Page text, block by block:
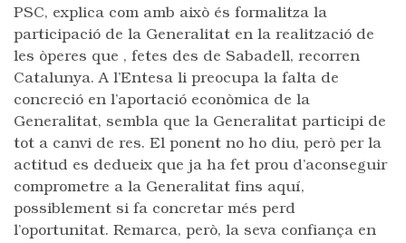
PSC, explica com amb això és formalitza la
participació de la Generalitat en la realització de
les òperes que , fetes des de Sabadell, recorren
Catalunya. A l’Entesa li preocupa la falta de
concreció en l’aportació econòmica de la
Generalitat, sembla que la Generalitat participi de
tot a canvi de res. El ponent no ho diu, però per la
actitud es dedueix que ja ha fet prou d’aconseguir
comprometre a la Generalitat fins aquí,
possiblement si fa concretar més perd
l’oportunitat. Remarca, però, la seva confiança en